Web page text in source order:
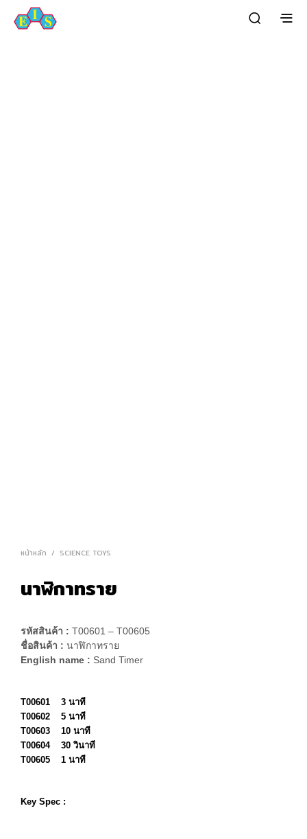
หน้าหลัก / SCIENCE TOYS
นาฬิกาทราย
รหัสสินค้า : T00601 – T00605
ชื่อสินค้า : นาฬิกาทราย
English name : Sand Timer
T00601 3 นาที
T00602 5 นาที
T00603 10 นาที
T00604 30 วินาที
T00605 1 นาที
Key Spec :